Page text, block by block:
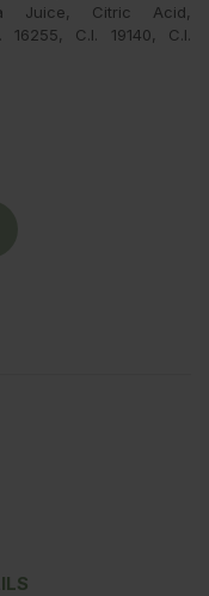
Juice, Citric Acid,
16255, C.I. 19140, C.I.